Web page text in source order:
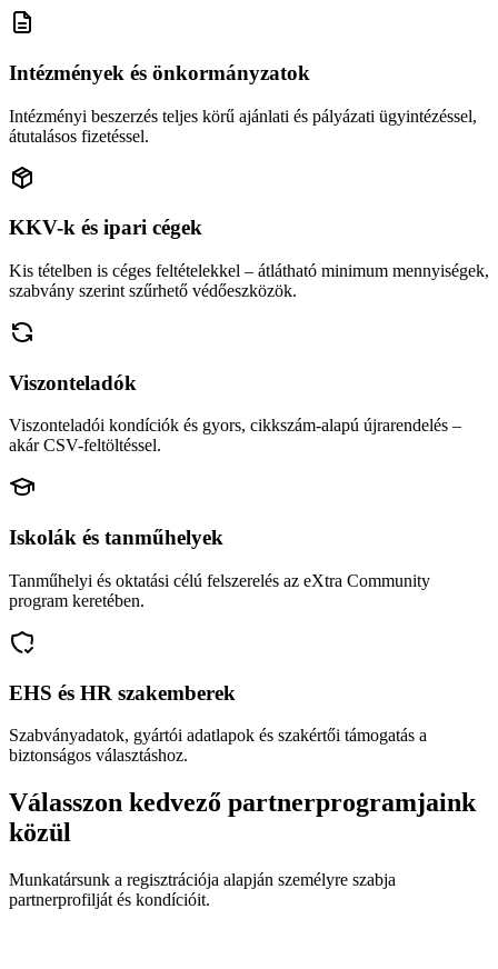
Intézmények és önkormányzatok
Intézményi beszerzés teljes körű ajánlati és pályázati ügyintézéssel,
átutalásos fizetéssel.
KKV-k és ipari cégek
Kis tételben is céges feltételekkel – átlátható minimum mennyiségek,
szabvány szerint szűrhető védőeszközök.
Viszonteladók
Viszonteladói kondíciók és gyors, cikkszám-alapú újrarendelés –
akár CSV-feltöltéssel.
Iskolák és tanműhelyek
Tanműhelyi és oktatási célú felszerelés az eXtra Community
program keretében.
EHS és HR szakemberek
Szabványadatok, gyártói adatlapok és szakértői támogatás a
biztonságos választáshoz.
Válasszon kedvező partnerprogramjaink
közül
Munkatársunk a regisztrációja alapján személyre szabja
partnerprofilját és kondícióit.